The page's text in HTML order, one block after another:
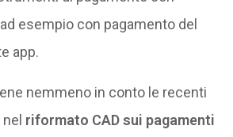
esempio con pagamento del
app.
nemmeno in conto le recenti
riformato CAD sui pagamenti